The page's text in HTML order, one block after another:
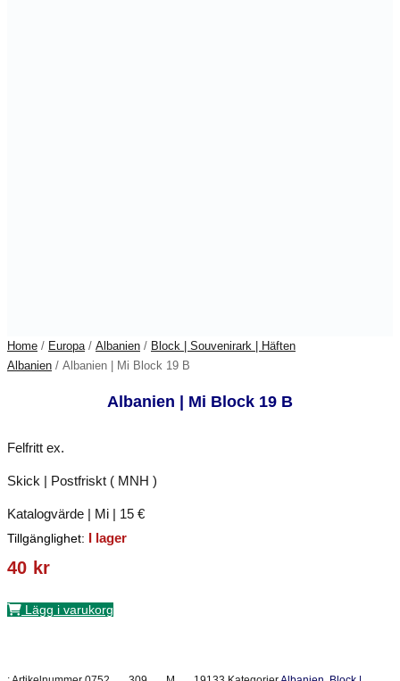
Home / Europa/ Albanien / Block | Souvenirark | Häften
Albanien / Albanien | Mi Block 19 B
Albanien | Mi Block 19 B
Felfritt ex.
Skick | Postfriskt ( MNH )
Katalogvärde | Mi | 15 €
Tillgänglighet: I lager
40 kr
Lägg i varukorg